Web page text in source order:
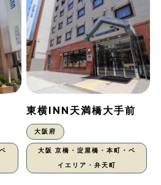
東横INN天満橋大手前
大阪府
大阪 京橋・淀屋橋・本町・ベ
イエリア・弁天町